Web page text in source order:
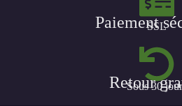
PaiementSSL
Retour
Sous 30